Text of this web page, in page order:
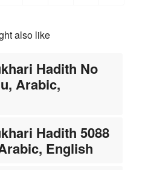
also like
Hadith No
Arabic,
Hadith 5088
English